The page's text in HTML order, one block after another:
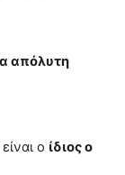
απόλυτη
είναι ο ίδιος ο